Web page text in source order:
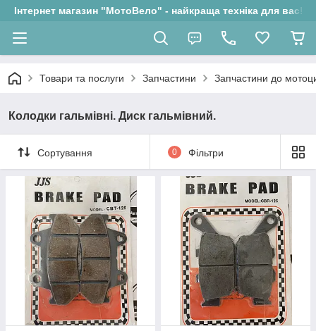
Інтернет магазин "МотоВело" - найкраща техніка для вас!
Товари та послуги Запчастини Запчастини до
Колодки гальмівні. Диск гальмівний.
Сортування 0 Фільтри